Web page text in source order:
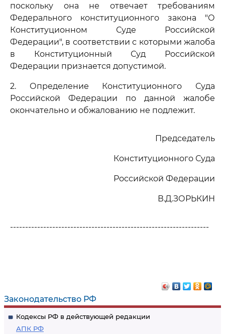
Законодательство РФ
Кодексы РФ в действующей редакции
АПК РФ
поскольку она не отвечает требованиям
Федерального конституционного закона "О
Конституционном Суде Российской
Федерации", в соответствии с которыми жалоба
в Конституционный Суд Российской
Федерации признается допустимой.
2. Определение Конституционного Суда
Российской Федерации по данной жалобе
окончательно и обжалованию не подлежит.
Председатель
Конституционного Суда
Российской Федерации
В.Д.ЗОРЬКИН
------------------------------------------------------------------